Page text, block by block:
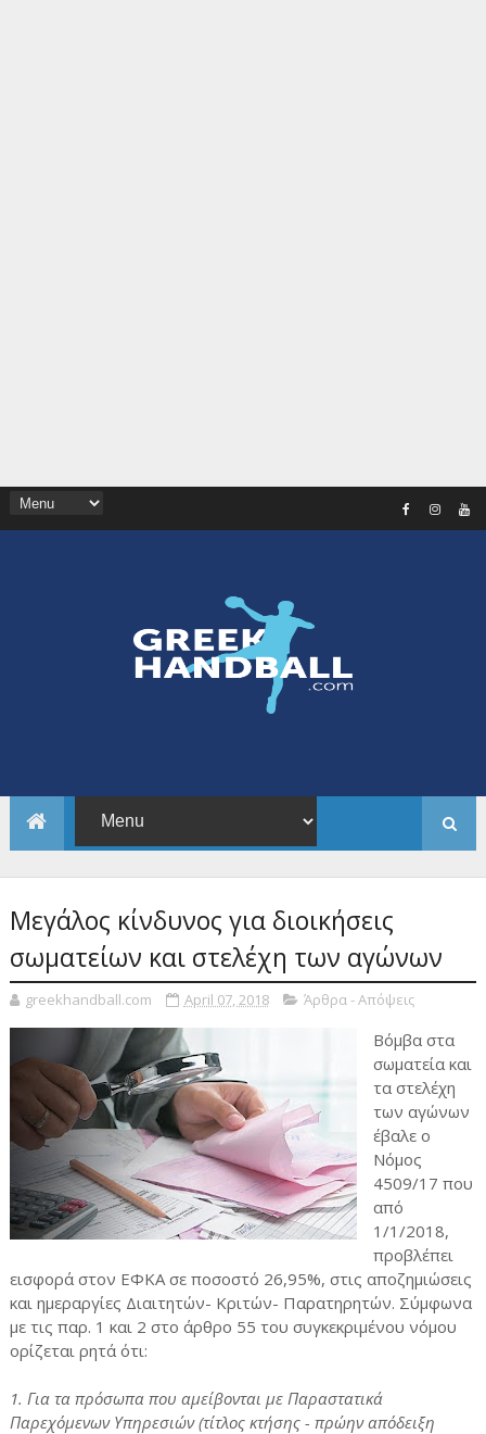
Μεγάλος κίνδυνος για διοικήσεις
σωματείων και στελέχη των αγώνων
greekhandball.com April 07, 2018 Άρθρα - Απόψεις
Βόμβα στα
σωματεία και
τα στελέχη
των αγώνων
έβαλε ο
Νόμος
4509/17 που
από
1/1/2018,
προβλέπει
εισφορά στον ΕΦΚΑ σε ποσοστό 26,95%, στις αποζημιώσεις
και ημεραργίες Διαιτητών- Κριτών- Παρατηρητών. Σύμφωνα
με τις παρ. 1 και 2 στο άρθρο 55 του συγκεκριμένου νόμου
ορίζεται ρητά ότι:
1. Για τα πρόσωπα που αμείβονται με Παραστατικά
Παρεχόμενων Υπηρεσιών (τίτλος κτήσης - πρώην απόδειξη